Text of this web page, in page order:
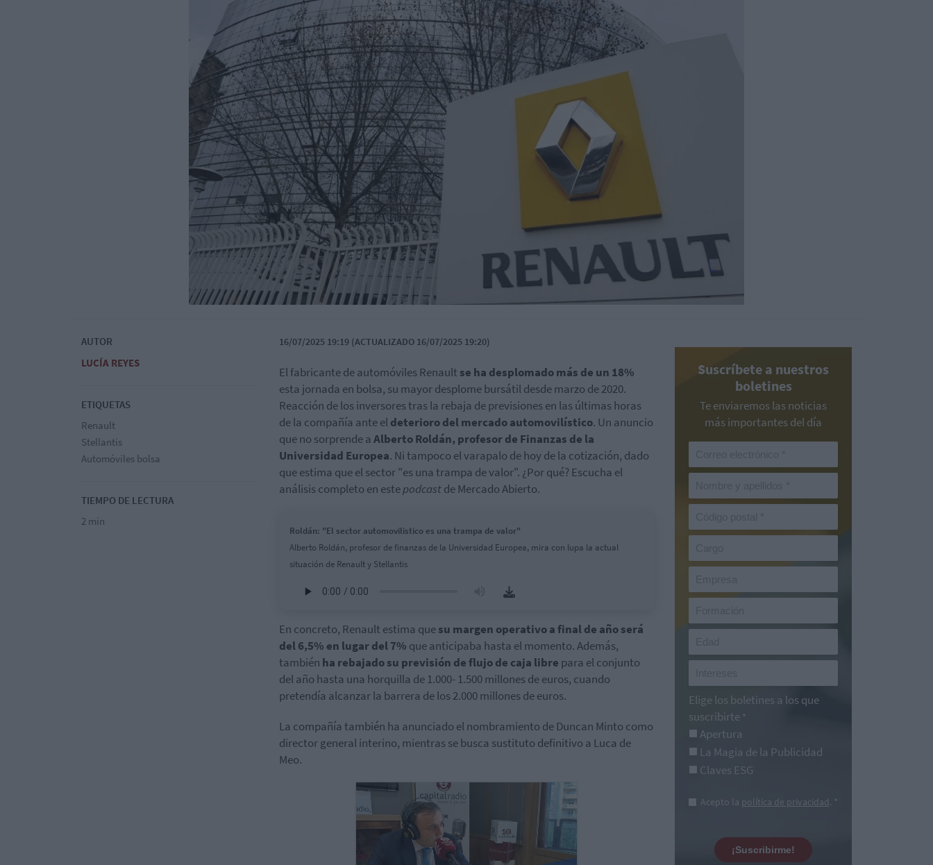
AUTOR
LUCÍA REYES
ETIQUETAS
Renault
Stellantis
Automóviles bolsa
TIEMPO DE LECTURA
2 min
16/07/2025 19:19 (ACTUALIZADO 16/07/2025 19:20)
El fabricante de automóviles Renault se ha desplomado más de un 18%
esta jornada en bolsa, su mayor desplome bursátil desde marzo de 2020.
Reacción de los inversores tras la rebaja de previsiones en las últimas horas
de la compañía ante eldeterioro del mercado automovilístico. Un anuncio
que no sorprende a Alberto Roldán, profesor de Finanzas de la
Universidad Europea. Ni tampoco el varapalo de hoy de la cotización, dado
que estima que el sector "es una trampa de valor". ¿Por qué? Escucha el
análisis completo en estepodcastde Mercado Abierto.
Roldán: "El sector automovilistico es una trampa de valor"
Alberto Roldán, profesor de finanzas de la Universidad Europea, mira con lupa la actual
situación de Renault y Stellantis
En concreto, Renault estima quesu margen operativo a final de año será
del 6,5% en lugar del 7% que anticipaba hasta el momento. Además,
también ha rebajado su previsión de flujo de caja libre para el conjunto
del año hasta una horquilla de 1.000- 1.500 millones de euros, cuando
pretendía alcanzar la barrera de los 2.000 millones de euros.
La compañía también ha anunciado el nombramiento de Duncan Minto como
director general interino, mientras se busca sustituto definitivo a Luca de
Meo.
Suscríbete a nuestros
boletines
Te enviaremos las noticias
más importantes del día
Elige los boletines a los que
suscribirte *
Apertura
La Magia de la Publicidad
Claves ESG
Acepto la política de privacidad. *
¡Suscribirme!